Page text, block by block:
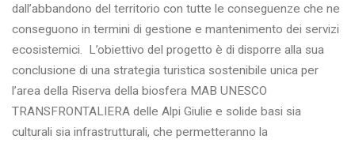
dall’abbandono del territorio con tutte le conseguenze che ne
conseguono in termini di gestione e mantenimento dei servizi
ecosistemici. L’obiettivo del progetto è di disporre alla sua
conclusione di una strategia turistica sostenibile unica per
l’area della Riserva della biosfera MAB UNESCO
TRANSFRONTALIERA delle Alpi Giulie e solide basi sia
culturali sia infrastrutturali, che permetteranno la